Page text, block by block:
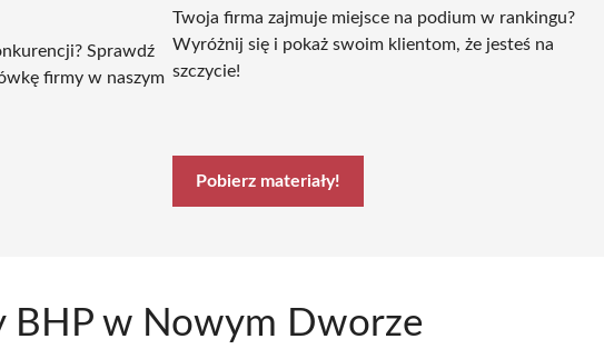
Sprawdź
firmy w naszym
Twoja firma zajmuje miejsce na podium w rankingu?
Wyróżnij się i pokaż swoim klientom, że jesteś na
szczycie!
Pobierz materiały!
BHP w Nowym Dworze